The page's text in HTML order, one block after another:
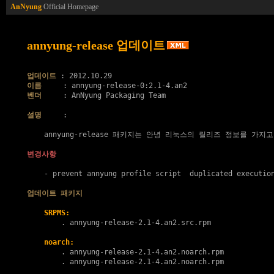
AnNyung Official Homepage
annyung-release 업데이트
업데이트
이름
벤더
     : AnNyung Packaging Team
설명
     :
annyung-release 패키지는 안녕 리눅스의 릴리즈 정보를 가지
변경사항
- prevent annyung profile script  duplicated
업데이트 패키지
SRPMS:
        .
annyung-release-2.1-4.an2.src.rpm
noarch:
        .
annyung-release-2.1-4.an2.noarch.rpm
        .
annyung-release-2.1-4.an2.noarch.rpm